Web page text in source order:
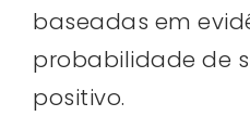
baseadas em
probabilidade de
positivo.